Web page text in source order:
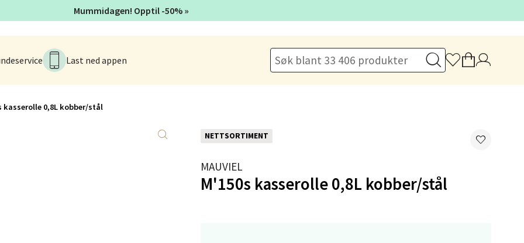
Last ned appen
kasserolle 0,8L kobber/stål
NETTSORTIMENT
MAUVIEL
M'150s kasserolle 0,8L kobber/stål
Mummidagen! Opptil -50% »
og Sandnes - Kvadrat
1, 4313 Sandnes
10-18
Velg